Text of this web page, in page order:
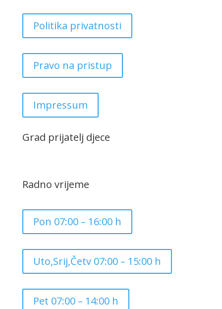
Politika privatnosti
Pravo na pristup
Impressum
Grad prijatelj djece
Radno vrijeme
Pon 07:00 – 16:00 h
Uto,Srij,Četv 07:00 – 15:00 h
Pet 07:00 – 14:00 h